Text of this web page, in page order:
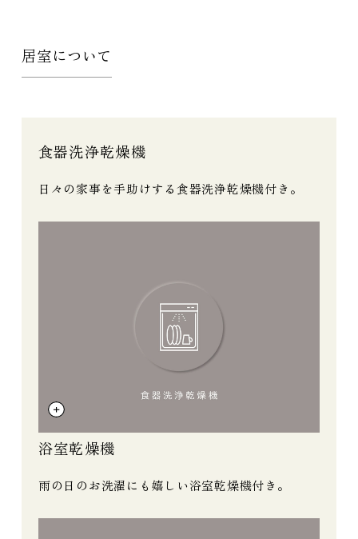
居室について
食器洗浄乾燥機
日々の家事を手助けする食器洗浄乾燥機付き。
浴室乾燥機
雨の日のお洗濯にも嬉しい浴室乾燥機付き。